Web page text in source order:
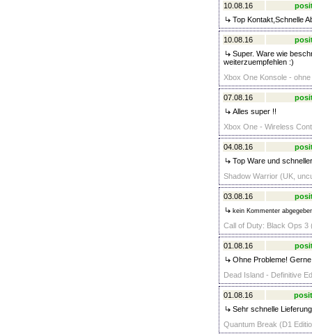
10.08.16
Top Kontakt,Schnelle
10.08.16
Super. Ware wie
weiterzuempfehlen :)
Xbox One Konsole -
07.08.16
Alles super !!
Xbox One - Wireless
04.08.16
Top Ware und
Shadow Warrior (UK,
03.08.16
kein Kommenter
Call of Duty: Black Ops 3
01.08.16
Ohne Probleme!
Dead Island - Definitive
01.08.16
Sehr schnelle
Quantum Break (D1